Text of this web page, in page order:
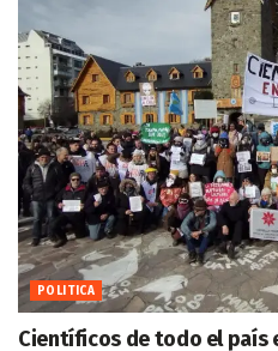
POLITICA
Científicos de todo el país